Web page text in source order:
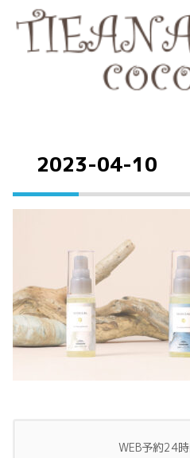
2023-04-10
WEB予約24